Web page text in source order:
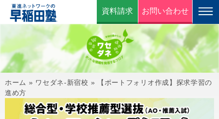
資料請求 お問い合わせ
ホーム » ワセダネ-新宿校 »
【ポートフォリオ作成】探求学習の
進め方